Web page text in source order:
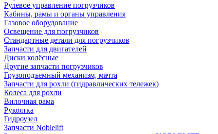
Рулевое управление погрузчиков
Кабины, рамы и органы управления
Газовое оборудование
Освещение для погрузчиков
Стандартные детали для погрузчиков
Запчасти для двигателей
Диски колёсные
Другие запчасти погрузчиков
Грузоподъемный механизм, мачта
Запчасти для рохли (гидравлических тележек)
Колеса для рохли
Вилочная рама
Рукоятка
Гидроузел
Запчасти Noblelift